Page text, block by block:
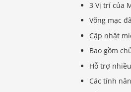
3 Vị trí của
Võng mạc
Cập nhật
Bao gồm
Hỗ trợ
Các tính